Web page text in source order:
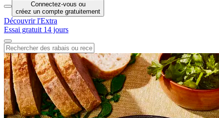
Connectez-vous ou
créez un compte gratuitement
Découvrir l'Extra
Essai gratuit 14 jours